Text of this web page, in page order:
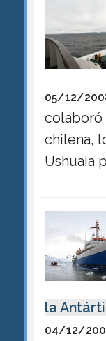
05/12/
colaboró
chilena,
Ushuaia
la
04/12/